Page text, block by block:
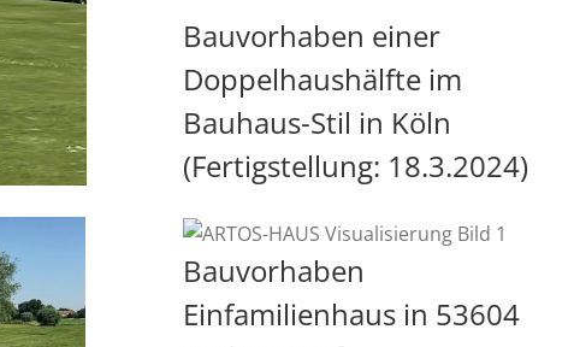
Bauvorhaben einer
Doppelhaushälfte im
Bauhaus-Stil in Köln
(Fertigstellung: 18.3.2024)
Bauvorhaben
Einfamilienhaus in 53604